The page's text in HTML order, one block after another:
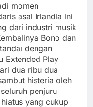
momen
asal Irlandia ini
dari industri musik
Bono dan
dengan
Extended Play
dua ribu dua
histeria oleh
penjuru
yang cukup